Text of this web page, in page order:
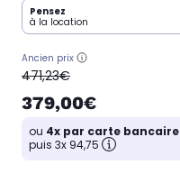
Pensez
à la location
Ancien prix
oldPrice
471,23€
379,00€
ou 4x par carte bancaire
puis 3x 94,75